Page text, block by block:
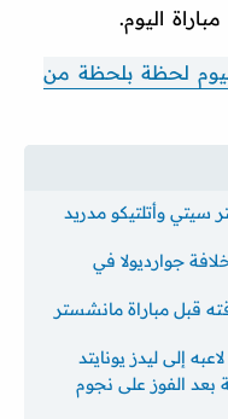
اليوم.
لحظة بلحظة من
سيتي وأتلتيكو مدريد
جوارديولا في
قبل مباراة مانشستر
إلى ليدز يونايتد
بعد الفوز على نجوم